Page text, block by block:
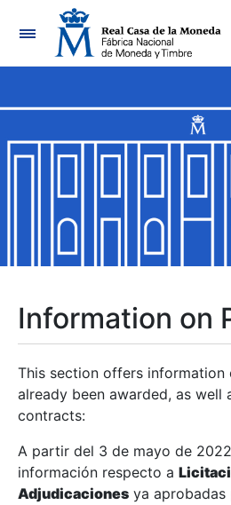
Navigation
Show/Hide
Show/Hide
Show/Hide
Show/Hide
Show/Hide
Information on
This section offers information
already been awarded, as well
contracts:
A partir del 3 de mayo de
información respecto a
Adjudicaciones ya aprobadas